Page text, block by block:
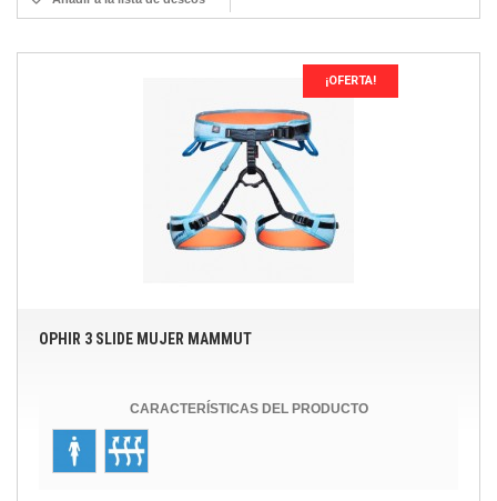
¡OFERTA!
OPHIR 3 SLIDE MUJER MAMMUT
CARACTERÍSTICAS DEL PRODUCTO